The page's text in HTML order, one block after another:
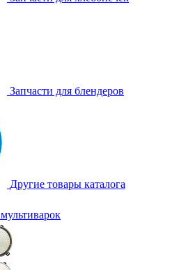
Запчасти для блендеров
Другие товары каталога